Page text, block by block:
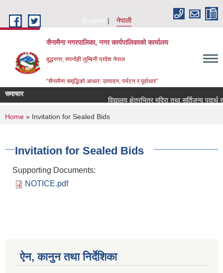
English
नेपाली
सैनामैना नगरपालिका, नगर कार्यपालिकाको कार्यालय
बुद्धनगर, रुपन्देही लुम्बिनी प्रदेश नेपाल
“सैनामैना समृद्धिको आधार: उत्पादन, पर्यटन र पूर्वाधार”
समाचार
विद्यालय क्षेत्रभित्र मदिरा तथा सुर्तिजन्य
You are here
Home » Invitation for Sealed Bids
Invitation for Sealed Bids
Supporting Documents:
NOTICE.pdf
ऐन, कानुन तथा निर्देशिका